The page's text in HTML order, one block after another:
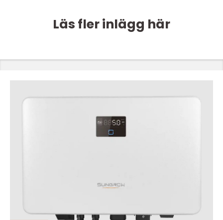
Läs fler inlägg här